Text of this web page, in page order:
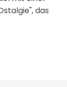
das